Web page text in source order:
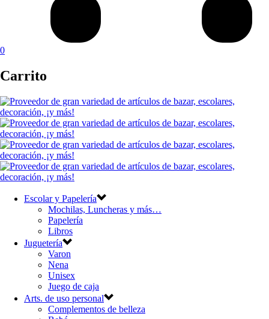
0
Carrito
Escolar y Papelería
Mochilas, Luncheras y más…
Papelería
Libros
Juguetería
Varon
Nena
Unisex
Juego de caja
Arts. de uso personal
Complementos de belleza